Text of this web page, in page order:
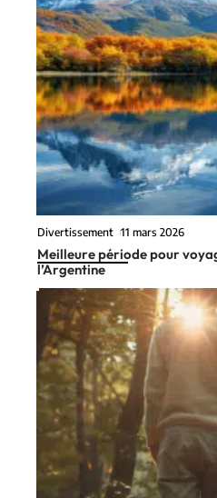
Divertissement 11 mars 2026
Meilleure période pour
l’Argentine